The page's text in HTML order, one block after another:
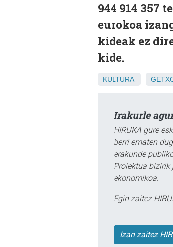
944 914 357
eurokoa
kideak ez
kide.
KULTURA
Irakurle
HIRUKA gure
berri ematen
erakunde
Proiektua bizirik
ekonomikoa.
Egin zaitez
Izan zaitez